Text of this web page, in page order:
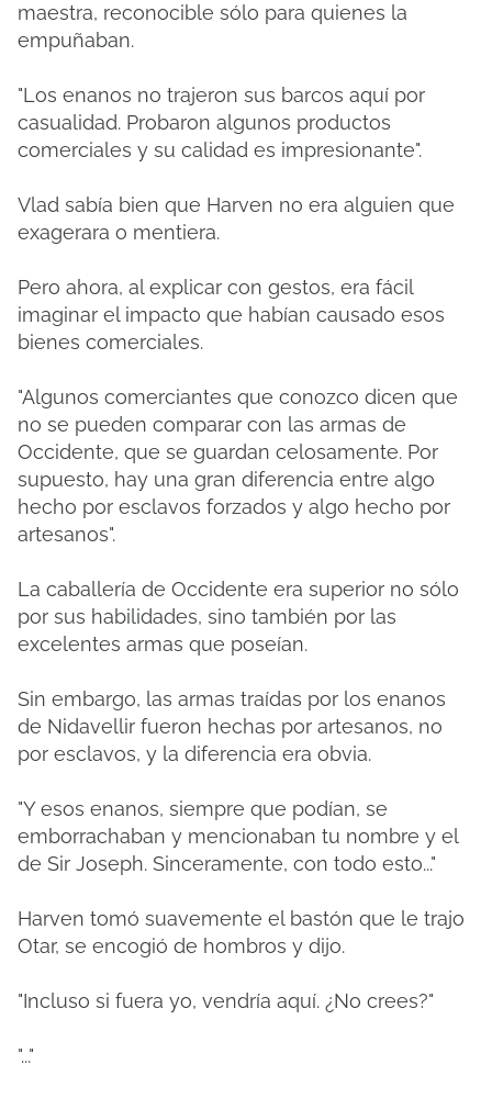
maestra, reconocible sólo para quienes la
empuñaban.
"Los enanos no trajeron sus barcos aquí por
casualidad. Probaron algunos productos
comerciales y su calidad es impresionante".
Vlad sabía bien que Harven no era alguien que
exagerara o mentiera.
Pero ahora, al explicar con gestos, era fácil
imaginar el impacto que habían causado esos
bienes comerciales.
"Algunos comerciantes que conozco dicen que
no se pueden comparar con las armas de
Occidente, que se guardan celosamente. Por
supuesto, hay una gran diferencia entre algo
hecho por esclavos forzados y algo hecho por
artesanos".
La caballería de Occidente era superior no sólo
por sus habilidades, sino también por las
excelentes armas que poseían.
Sin embargo, las armas traídas por los enanos
de Nidavellir fueron hechas por artesanos, no
por esclavos, y la diferencia era obvia.
"Y esos enanos, siempre que podían, se
emborrachaban y mencionaban tu nombre y el
de Sir Joseph. Sinceramente, con todo esto..."
Harven tomó suavemente el bastón que le trajo
Otar, se encogió de hombros y dijo.
"Incluso si fuera yo, vendría aquí. ¿No crees?"
"..."